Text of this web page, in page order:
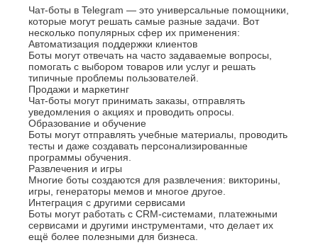
Г
Геленджик
Грозный
Д
Дербент
Джанкой
Дзержинск
Димитровград
Е
Евпатория
Екатеринбург
Елец
Ессентуки
Ж
Петрозаводск
Подольск
Псков
Пушкино
Пятигорск
Р
Ростов-
на-
Дону
Рыбинск
Рязань
С
Салават
Самара
Санкт-
Петербург
Чат-боты в Telegram — это универсальные помощники,
которые могут решать самые разные задачи. Вот
несколько популярных сфер их применения:
Автоматизация поддержки клиентов
Боты могут отвечать на часто задаваемые вопросы,
помогать с выбором товаров или услуг и решать
типичные проблемы пользователей.
Продажи и маркетинг
Чат-боты могут принимать заказы, отправлять
уведомления о акциях и проводить опросы.
Образование и обучение
Боты могут отправлять учебные материалы, проводить
тесты и даже создавать персонализированные
программы обучения.
Развлечения и игры
Многие боты создаются для развлечения: викторины,
игры, генераторы мемов и многое другое.
Интеграция с другими сервисами
Боты могут работать с CRM-системами, платежными
сервисами и другими инструментами, что делает их
ещё более полезными для бизнеса.